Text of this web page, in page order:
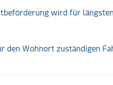
wird für
den Wohnort zuständigen